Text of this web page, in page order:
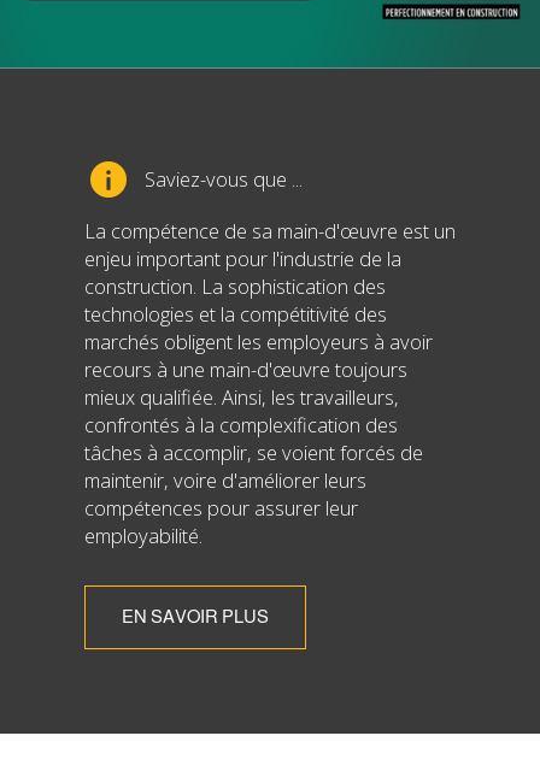
Saviez-vous que ...
La compétence de sa main-d'œuvre est un
enjeu important pour l'industrie de la
construction. La sophistication des
technologies et la compétitivité des
marchés obligent les employeurs à avoir
recours à une main-d'œuvre toujours
mieux qualifiée. Ainsi, les travailleurs,
confrontés à la complexification des
tâches à accomplir, se voient forcés de
maintenir, voire d'améliorer leurs
compétences pour assurer leur
employabilité.
EN SAVOIR PLUS